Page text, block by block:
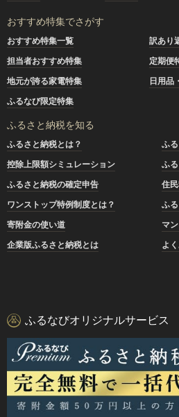
おすすめ特集でさがす
おすすめ特集一覧
訳あり
担当者おすすめ特集
定期便
地元が誇る家電特集
日用品
ふるなび限定特集
ふるさと納税を知る
ふるさと納税とは？
ふ
控除上限額シミュレーション
ふ
ふるさと納税の確定申告
住
ワンストップ特例制度とは？
ふ
寄附金の使い道
マ
企業版ふるさと納税とは
よ
ふるなびオリジナルサービス